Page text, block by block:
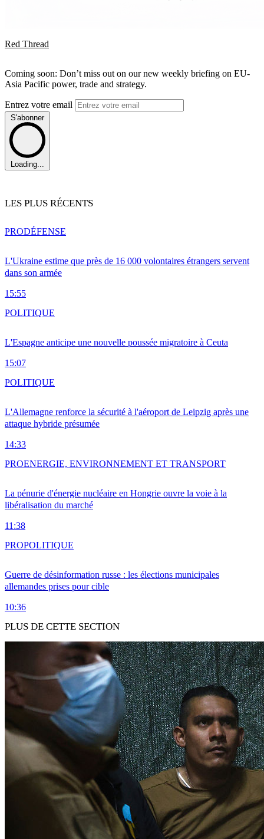
Red Thread
Coming soon: Don’t miss out on our new weekly briefing on EU-
Asia Pacific power, trade and strategy.
Entrez votre email
S'abonner
Loading...
LES PLUS RÉCENTS
L'Ukraine estime que près de 16 000 volontaires étrangers servent
dans son armée
15:55
PRODÉFENSE
L'Espagne anticipe une nouvelle poussée migratoire à Ceuta
15:07
POLITIQUE
L'Allemagne renforce la sécurité à l'aéroport de Leipzig après une
attaque hybride présumée
14:33
POLITIQUE
La pénurie d'énergie nucléaire en Hongrie ouvre la voie à la
libéralisation du marché
11:38
PROENERGIE, ENVIRONNEMENT ET TRANSPORT
Guerre de désinformation russe : les élections municipales
allemandes prises pour cible
10:36
PROPOLITIQUE
PLUS DE CETTE SECTION